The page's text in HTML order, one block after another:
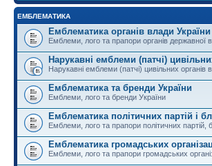
ЕМБЛЕМАТИКА
Емблематика органів влади України
Емблеми, лого та прапори органів державної
Нарукавні емблеми (патчі)
Нарукавні емблеми (патчі) цивільних органів
Емблематика та бренди України
Емблеми, лого та бренди України
Емблематика політичних партій і
Емблеми, лого та прапори політичних партій,
Емблематика громадських
Емблеми, лого та прапори громадських